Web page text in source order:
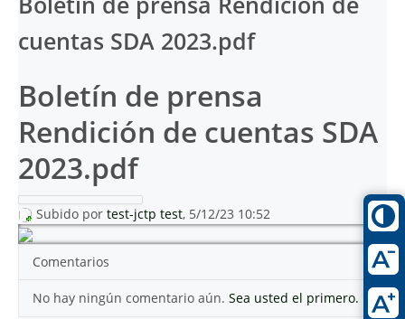
cuentas SDA 2023.pdf
Boletín de prensa
Rendición de cuentas SDA
2023.pdf
Subido por test-jctp test, 5/12/23 10:52
Comentarios
No hay ningún comentario aún. Sea usted el primero.